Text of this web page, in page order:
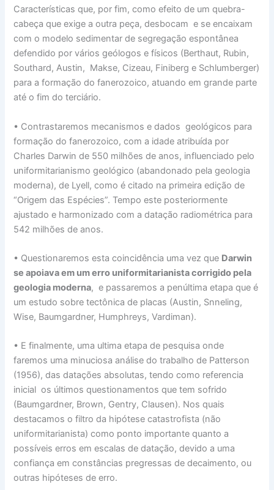
Características que, por fim, como efeito de um quebra-
cabeça que exige a outra peça, desbocam e se encaixam
com o modelo sedimentar de segregação espontânea
defendido por vários geólogos e físicos (Berthaut, Rubin,
Southard, Austin, Makse, Cizeau, Finiberg e Schlumberger)
para a formação do fanerozoico, atuando em grande parte
até o fim do terciário.
• Contrastaremos mecanismos e dados geológicos para
formação do fanerozoico, com a idade atribuída por
Charles Darwin de 550 milhões de anos, influenciado pelo
uniformitarianismo geológico (abandonado pela geologia
moderna), de Lyell, como é citado na primeira edição de
“Origem das Espécies”. Tempo este posteriormente
ajustado e harmonizado com a datação radiométrica para
542 milhões de anos.
• Questionaremos esta coincidência uma vez que Darwin
se apoiava em um erro uniformitarianista corrigido pela
geologia moderna, e passaremos a penúltima etapa que é
um estudo sobre tectônica de placas (Austin, Snneling,
Wise, Baumgardner, Humphreys, Vardiman).
• E finalmente, uma ultima etapa de pesquisa onde
faremos uma minuciosa análise do trabalho de Patterson
(1956), das datações absolutas, tendo como referencia
inicial os últimos questionamentos que tem sofrido
(Baumgardner, Brown, Gentry, Clausen). Nos quais
destacamos o filtro da hipótese catastrofista (não
uniformitarianista) como ponto importante quanto a
possíveis erros em escalas de datação, devido a uma
confiança em constâncias pregressas de decaimento, ou
outras hipóteses de erro.